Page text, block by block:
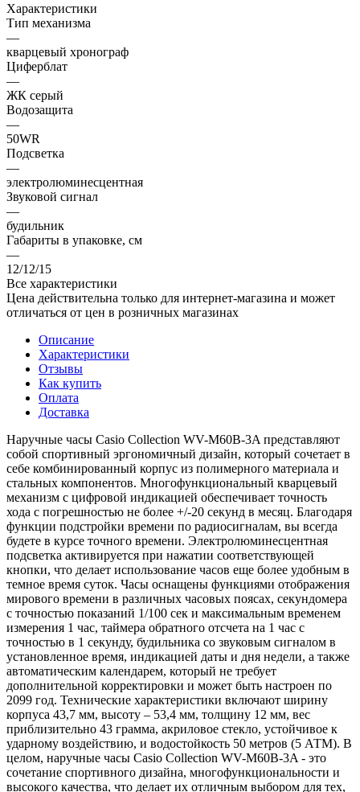
Характеристики
Тип механизма
—
кварцевый хронограф
Циферблат
—
ЖК серый
Водозащита
—
50WR
Подсветка
—
электролюминесцентная
Звуковой сигнал
—
будильник
Габариты в упаковке, см
—
12/12/15
Все характеристики
Цена действительна только для интернет-магазина и может
отличаться от цен в розничных магазинах
Описание
Характеристики
Отзывы
Как купить
Оплата
Доставка
Наручные часы Casio Collection WV-M60B-3A представляют
собой спортивный эргономичный дизайн, который сочетает в
себе комбинированный корпус из полимерного материала и
стальных компонентов. Многофункциональный кварцевый
механизм с цифровой индикацией обеспечивает точность
хода с погрешностью не более +/-20 секунд в месяц. Благодаря
функции подстройки времени по радиосигналам, вы всегда
будете в курсе точного времени. Электролюминесцентная
подсветка активируется при нажатии соответствующей
кнопки, что делает использование часов еще более удобным в
темное время суток. Часы оснащены функциями отображения
мирового времени в различных часовых поясах, секундомера
с точностью показаний 1/100 сек и максимальным временем
измерения 1 час, таймера обратного отсчета на 1 час с
точностью в 1 секунду, будильника со звуковым сигналом в
установленное время, индикацией даты и дня недели, а также
автоматическим календарем, который не требует
дополнительной корректировки и может быть настроен по
2099 год. Технические характеристики включают ширину
корпуса 43,7 мм, высоту – 53,4 мм, толщину 12 мм, вес
приблизительно 43 грамма, акриловое стекло, устойчивое к
ударному воздействию, и водостойкость 50 метров (5 АТМ). В
целом, наручные часы Casio Collection WV-M60B-3A - это
сочетание спортивного дизайна, многофункциональности и
высокого качества, что делает их отличным выбором для тех,